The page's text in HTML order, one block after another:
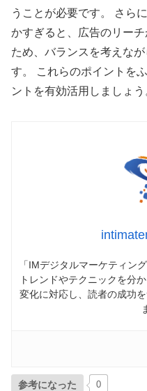
うことが必要です。 さら
かすぎると、広告のリー
ため、バランスを考えな
す。 これらのポイントを
ントを有効活用しましょう
「IMデジタルマーケティン
トレンドやテクニックを分
変化に対応し、読者の成功
参考になった 0